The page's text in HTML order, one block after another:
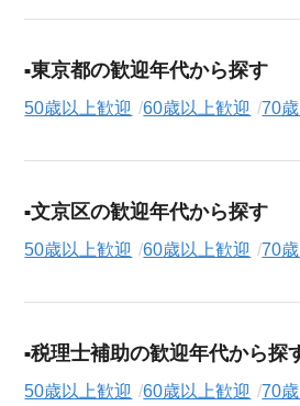
東京都の歓迎年代から探す
50歳以上歓迎 60歳以上歓迎 70
文京区の歓迎年代から探す
50歳以上歓迎 60歳以上歓迎 70
税理士補助の歓迎年代から探
50歳以上歓迎 60歳以上歓迎 70